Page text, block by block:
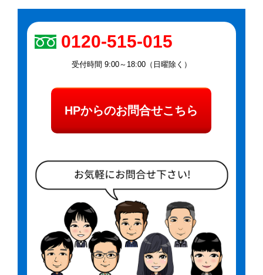
0120-515-015
受付時間 9:00～18:00（日曜除く）
HPからのお問合せこちら